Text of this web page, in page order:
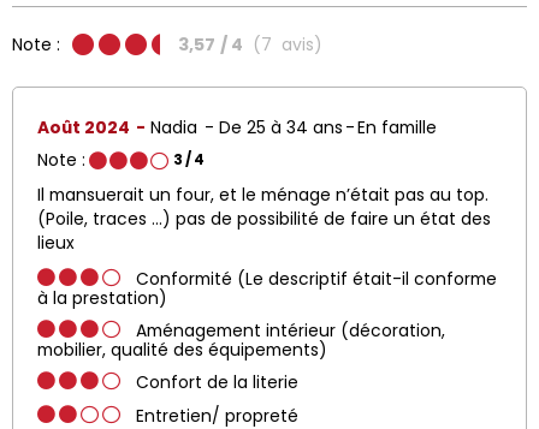
Note : 3,57 / 4 (7 avis)
Août 2024 Nadia De 25 à 34 ans
En famille
Note :
3/ 4
Il mansuerait un four, et le ménage n’était pas au top.
(Poile, traces …) pas de possibilité de faire un état des
lieux
Conformité (Le descriptif était-il conforme
à la prestation)
Aménagement intérieur (décoration,
mobilier, qualité des équipements)
Confort de la literie
Entretien/ propreté